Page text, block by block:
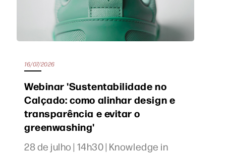
16/07/2026
Webinar 'Sustentabilidade no
Calçado: como alinhar design e
transparência e evitar o
greenwashing'
28 de julho | 14h30 | Knowledge in